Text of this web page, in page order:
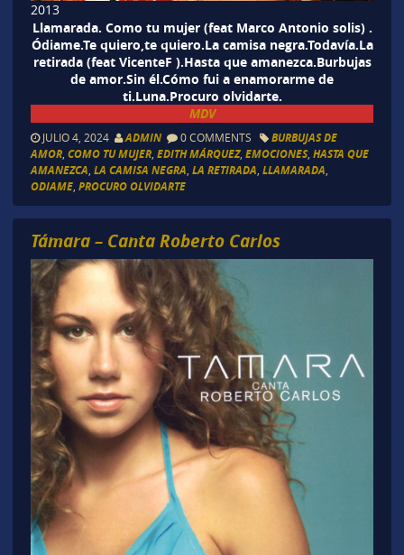
2013
Llamarada. Como tu mujer (feat Marco Antonio solis) .
Ódiame.Te quiero,te quiero.La camisa negra.Todavía.La
retirada (feat VicenteF ).Hasta que amanezca.Burbujas
de amor.Sin él.Cómo fui a enamorarme de
ti.Luna.Procuro olvidarte.
MDV
JULIO 4, 2024 ADMIN 0 COMMENTS
BURBUJAS DE
AMOR, COMO TU MUJER, EDITH MÁRQUEZ, EMOCIONES, HASTA QUE
AMANEZCA LA CAMISA NEGRA LA RETIRADA LLAMARADA
ODIAME, PROCURO OLVIDARTE
Támara – Canta Roberto Carlos